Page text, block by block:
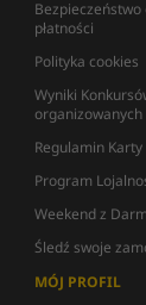
płatności
Polityka cookies
Wyniki
Regulamin
Program
Weekend z
Śledź swoje
MÓJ PROFIL